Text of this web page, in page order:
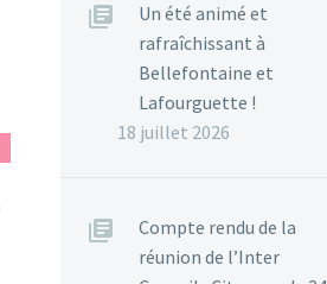
Un été animé et
rafraîchissant à
Bellefontaine et
Lafourguette !
18 juillet 2026
Compte rendu de la
réunion de l’Inter